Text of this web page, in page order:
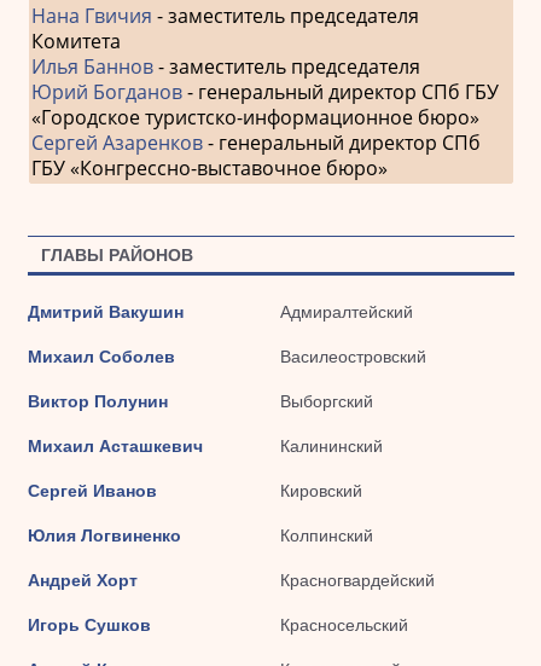
Нана Гвичия - заместитель председателя
Комитета
Илья Баннов- заместитель председателя
Юрий Богданов- генеральный директор СПб ГБУ
«Городское туристско-информационное бюро»
Сергей Азаренков- генеральный директор СПб
ГБУ «Конгрессно-выставочное бюро»
ГЛАВЫ РАЙОНОВ
Дмитрий Вакушин Адмиралтейский
Михаил Соболев Василеостровский
Виктор Полунин Выборгский
Михаил Асташкевич Калининский
Сергей Иванов Кировский
Юлия Логвиненко Колпинский
Андрей Хорт Красногвардейский
Игорь Сушков Красносельский